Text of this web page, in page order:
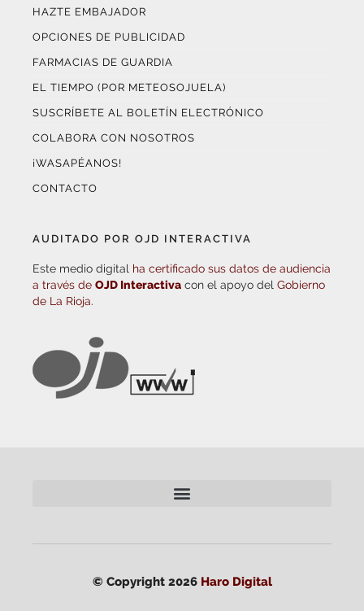
HAZTE EMBAJADOR
OPCIONES DE PUBLICIDAD
FARMACIAS DE GUARDIA
EL TIEMPO (POR METEOSOJUELA)
SUSCRÍBETE AL BOLETÍN ELECTRÓNICO
COLABORA CON NOSOTROS
¡WASAPÉANOS!
CONTACTO
AUDITADO POR OJD INTERACTIVA
Este medio digital ha certificado sus datos de audiencia
a través de OJD Interactiva con el apoyo del Gobierno
de La Rioja.
© Copyright 2026 Haro Digital